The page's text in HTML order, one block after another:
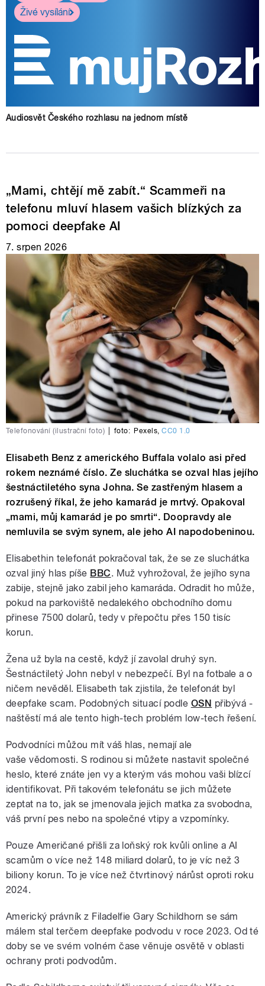
Živé vysílání
Audiosvět Českého rozhlasu na jednom místě
„Mami, chtějí mě zabít.“ Scammeři na
telefonu mluví hlasem vašich blízkých za
pomoci deepfake AI
7. srpen 2026
Telefonování (ilustrační foto) foto: Pexels ,CC0 1.0
Elisabeth Benz z amerického Buffala volalo asi před
rokem neznámé číslo. Ze sluchátka se ozval hlas jejího
šestnáctiletého syna Johna. Se zastřeným hlasem a
rozrušený říkal, že jeho kamarád je mrtvý. Opakoval
„mami, můj kamarád je po smrti“. Doopravdy ale
nemluvila se svým synem, ale jeho AI napodobeninou.
Elisabethin telefonát pokračoval tak, že se ze sluchátka
ozval jiný hlas píše BBC. Muž vyhrožoval, že jejího syna
zabije, stejně jako zabil jeho kamaráda. Odradit ho může,
pokud na parkoviště nedalekého obchodního domu
přinese 7500 dolarů, tedy v přepočtu přes 150 tisíc
korun.
Žena už byla na cestě, když jí zavolal druhý syn.
Šestnáctiletý John nebyl v nebezpečí. Byl na fotbale a o
ničem nevěděl. Elisabeth tak zjistila, že telefonát byl
deepfake scam. Podobných situací podle OSN přibývá -
naštěstí má ale tento high-tech problém low-tech řešení.
Podvodníci můžou mít váš hlas, nemají ale
vaše vědomosti. S rodinou si můžete nastavit společné
heslo, které znáte jen vy a kterým vás mohou vaši blízcí
identifikovat. Při takovém telefonátu se jich můžete
zeptat na to, jak se jmenovala jejich matka za svobodna,
váš první pes nebo na společné vtipy a vzpomínky.
Pouze Američané přišli za loňský rok kvůli online a AI
scamům o více než 148 miliard dolarů, to je víc než 3
biliony korun. To je více než čtvrtinový nárůst oproti roku
2024.
Americký právník z Filadelfie Gary Schildhorn se sám
málem stal terčem deepfake podvodu v roce 2023. Od té
doby se ve svém volném čase věnuje osvětě v oblasti
ochrany proti podvodům.